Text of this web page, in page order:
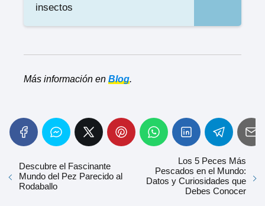
insectos
Más información en Blog.
Descubre el Fascinante
Mundo del Pez Parecido al
Rodaballo
Los 5 Peces Más
Pescados en el Mundo:
Datos y Curiosidades que
Debes Conocer